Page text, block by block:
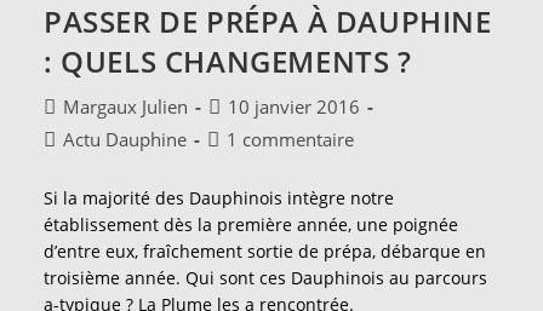
Vous
Partisan.e
?
PASSER DE PRÉPA À DAUPHINE
: QUELS CHANGEMENTS ?
Auteur/autrice
de
Margaux Julien
Publication
publiée :
10 janvier 2016
PostActu Dauphine
Commentaires
publication :
1 commentaire
Si la majorité des Dauphinois intègre notre
établissement dès la première année, une poignée
d’entre eux, fraîchement sortie de prépa, débarque en
troisième année. Qui sont ces Dauphinois au parcours
a-typique ? La Plume les a rencontrée.